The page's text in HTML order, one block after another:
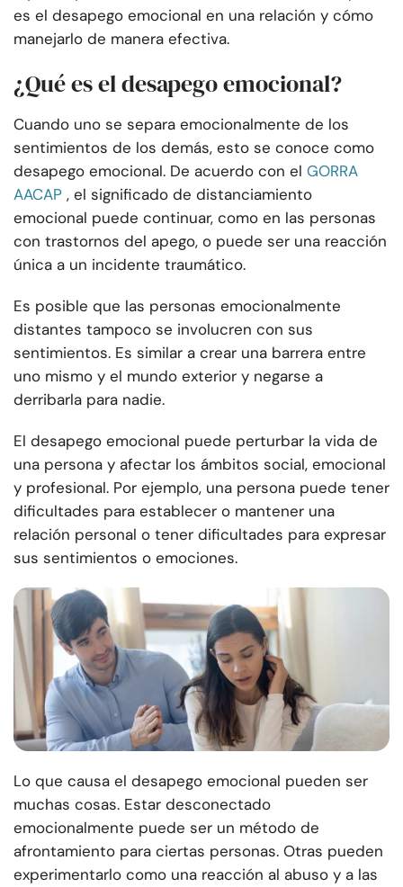
es el desapego emocional en una relación y cómo
manejarlo de manera efectiva.
¿Qué es el desapego emocional?
Cuando uno se separa emocionalmente de los
sentimientos de los demás, esto se conoce como
desapego emocional. De acuerdo con el GORRA
AACAP , el significado de distanciamiento
emocional puede continuar, como en las personas
con trastornos del apego, o puede ser una reacción
única a un incidente traumático.
Es posible que las personas emocionalmente
distantes tampoco se involucren con sus
sentimientos. Es similar a crear una barrera entre
uno mismo y el mundo exterior y negarse a
derribarla para nadie.
El desapego emocional puede perturbar la vida de
una persona y afectar los ámbitos social, emocional
y profesional. Por ejemplo, una persona puede tener
dificultades para establecer o mantener una
relación personal o tener dificultades para expresar
sus sentimientos o emociones.
Lo que causa el desapego emocional pueden ser
muchas cosas. Estar desconectado
emocionalmente puede ser un método de
afrontamiento para ciertas personas. Otras pueden
experimentarlo como una reacción al abuso y a las